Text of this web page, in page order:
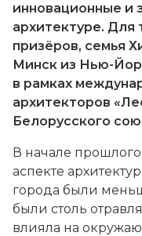
инновационные и
архитектуре. Для
призёров, семья
Минск из Нью-
в рамках
архитекторов «
Белорусского
В начале
аспекте
города были
были столь
влияла на